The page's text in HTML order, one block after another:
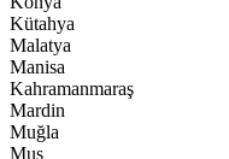
Kütahya
Malatya
Manisa
Kahramanmaraş
Mardin
Muğla
Muş